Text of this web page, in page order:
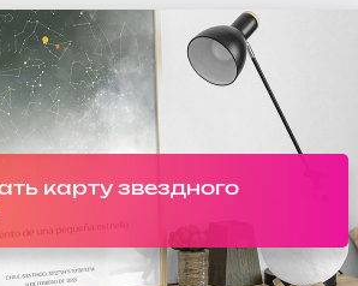
карту звездного